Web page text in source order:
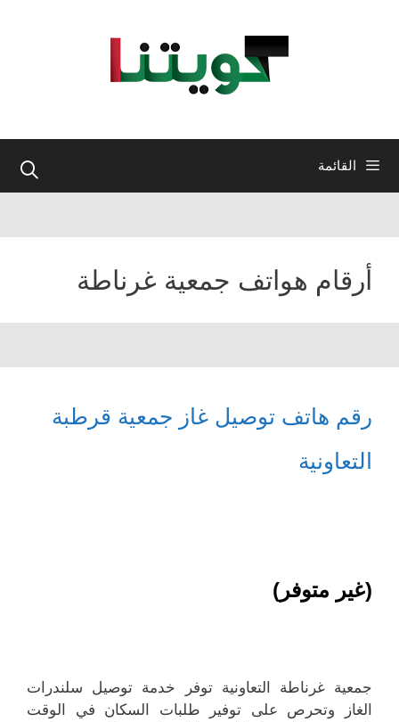
القائمة
أرقام هواتف جمعية غرناطة
رقم هاتف توصيل غاز جمعية قرطبة
التعاونية
(غير متوفر)
جمعية غرناطة التعاونية توفر خدمة توصيل سلندرات
الغاز وتحرص على توفير طلبات السكان في الوقت